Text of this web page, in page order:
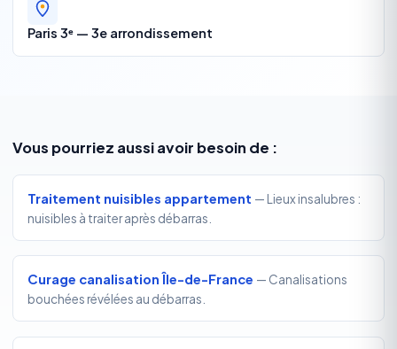
Paris 3ᵉ — 3e arrondissement
Vous pourriez aussi avoir besoin de :
Traitement nuisibles appartement — Lieux insalubres :
nuisibles à traiter après débarras.
Curage canalisation Île-de-France — Canalisations
bouchées révélées au débarras.